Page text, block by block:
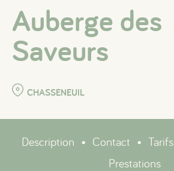
Auberge des
Saveurs
CHASSENEUIL
Description • Contact • Tarifs
Prestations